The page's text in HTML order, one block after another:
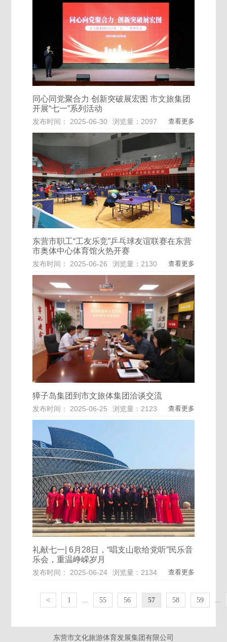
同心同党聚合力 创新突破展宏图 市文旅集团
开展“七一”系列活动
发布时间： 2025-06-30 浏览量：2097 查看更多
东营市职工“工友乐竞”乒乓球友谊联赛在东营
市奥体中心体育馆火热开赛
发布时间： 2025-06-26 浏览量：2130 查看更多
獐子岛集团到市文旅体集团洽谈交流
发布时间： 2025-06-25 浏览量：2123 查看更多
礼献七一| 6月28日，“唱支山歌给党听”民乐音
乐会，重温峥嵘岁月
发布时间： 2025-06-24 浏览量：2134 查看更多
< 1 55 56 57 58 59
东营市文化旅游体育发展集团有限公司